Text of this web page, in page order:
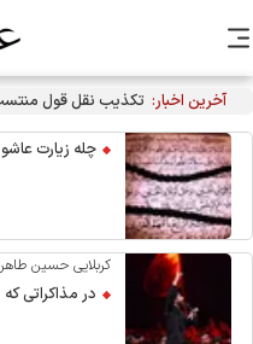
آخرین اخبار: تکذیب نقل قول منتسب
چله زیارت عاشورا با ۴راهکارِ
کربلایی حسین طاهری:
در مذاکراتی که